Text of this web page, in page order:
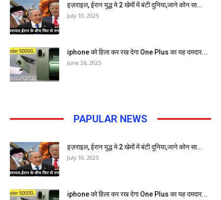
इज़राइल, ईरान युद्ध मे 2 खेमों में बंटी दुनिया,जाने कोन सा...
July 10, 2025
iphone को हिला कर रख देगा One Plus का यह दमदार...
June 26, 2025
PAPULAR NEWS
इज़राइल, ईरान युद्ध मे 2 खेमों में बंटी दुनिया,जाने कोन सा...
July 10, 2025
iphone को हिला कर रख देगा One Plus का यह दमदार...